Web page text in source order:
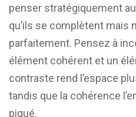
penser stratégiquement
qu’ils se complètent mais
parfaitement. Pensez à
élément cohérent et un
contraste rend l’espace
tandis que la cohérence
piqué.